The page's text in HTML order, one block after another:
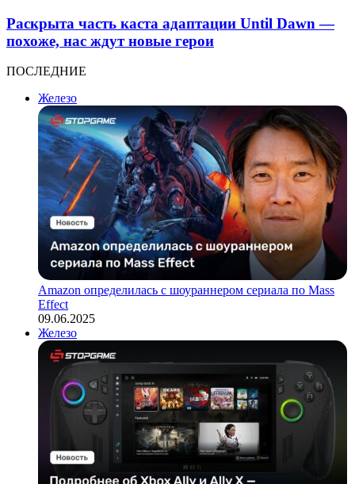
Раскрыта часть каста адаптации Until Dawn —
похоже, нас ждут новые герои
ПОСЛЕДНИЕ
Железо
Amazon определилась с шоураннером сериала по Mass
Effect
09.06.2025
Железо